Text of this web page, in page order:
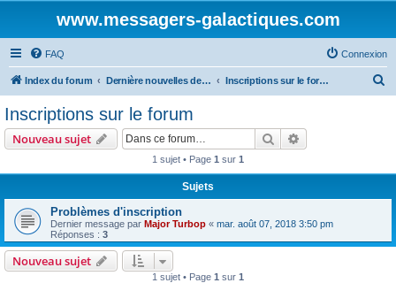
www.messagers-galactiques.com
FAQ Connexion
Index du forum Dernière nouvelles de MEGA IV Inscriptions sur le forum
e
Inscriptions sur le forum
Nouveau sujet Rechercher
1 sujet • Page 1 sur 1
Sujets
Problèmes d'inscription
Dernier message par Major Turbop « mar. août 07, 2018 3:50 pm
Réponses : 3
Nouveau sujet
1 sujet • Page 1 sur 1